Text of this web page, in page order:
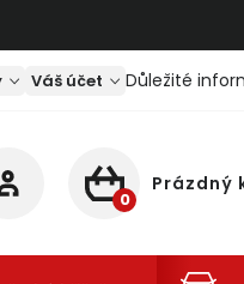
Váš účet Důležité
NÁKUPNÍ
Prázdný